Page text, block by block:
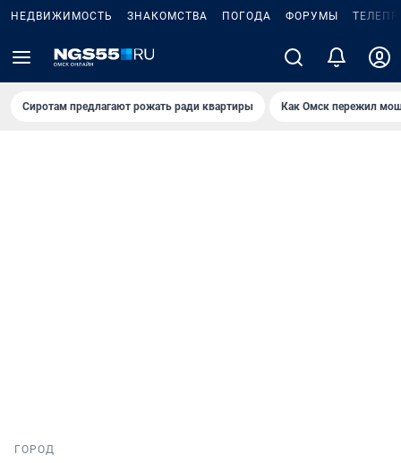
НЕДВИЖИМОСТЬ ЗНАКОМСТВА ПОГОДА ФОРУМЫ
Сиротам предлагают рожать ради квартиры Как Омск пережил
ГОРОД